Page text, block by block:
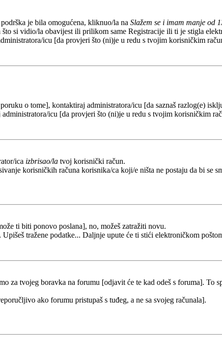
je bila omogućena, kliknuo/la na Slažem se i imam manje od
si vidio/la obavijest ili prilikom same Registracije ili ti je stigla
icu [da provjeri što (ni)je u redu s tvojim korisničkim
o tome], kontaktiraj administratora/icu [da saznaš razlog(e)
icu [da provjeri što (ni)je u redu s tvojim korisničkim
ica izbrisao/la tvoj korisnički račun.
korisničkih računa korisnika/ca koji/e ništa ne postaju da bi se
ti biti ponovo poslana], no, možeš zatražiti novu.
. Upišeš tražene podatke... Daljnje upute će ti stići elektroničkom
za tvojeg boravka na forumu [odjavit će te kad odeš s foruma]. To
ako forumu pristupaš s tuđeg, a ne sa svojeg računala].